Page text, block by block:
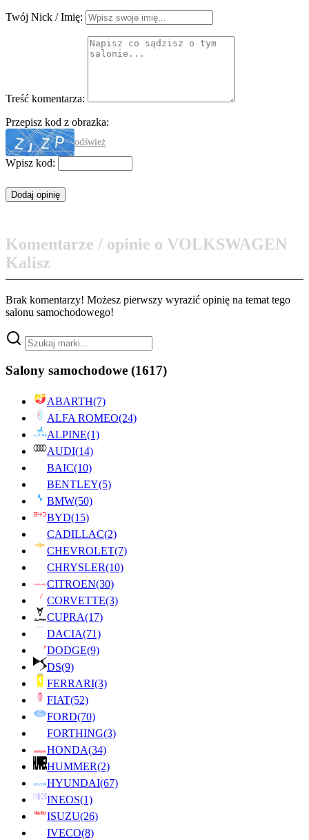
Twój Nick / Imię:
Treść komentarza:
Przepisz kod z obrazka:
odśwież
Wpisz kod:
Komentarze / opinie o VOLKSWAGEN
Kalisz
Brak komentarzy! Możesz pierwszy wyrazić opinię na temat tego
salonu samochodowego!
Salony samochodowe (1617)
ABARTH(7)
ALFA ROMEO(24)
ALPINE(1)
AUDI(14)
BAIC(10)
BENTLEY(5)
BMW(50)
BYD(15)
CADILLAC(2)
CHEVROLET(7)
CHRYSLER(10)
CITROEN(30)
CORVETTE(3)
CUPRA(17)
DACIA(71)
DODGE(9)
DS(9)
FERRARI(3)
FIAT(52)
FORD(70)
FORTHING(3)
HONDA(34)
HUMMER(2)
HYUNDAI(67)
INEOS(1)
ISUZU(26)
IVECO(8)